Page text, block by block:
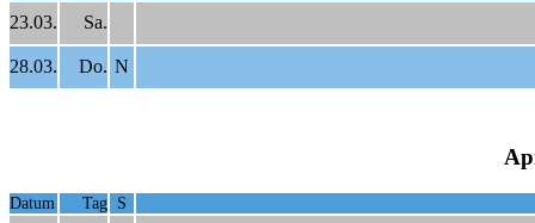
23.03. Sa.
28.03. Do. N
Datum Tag S